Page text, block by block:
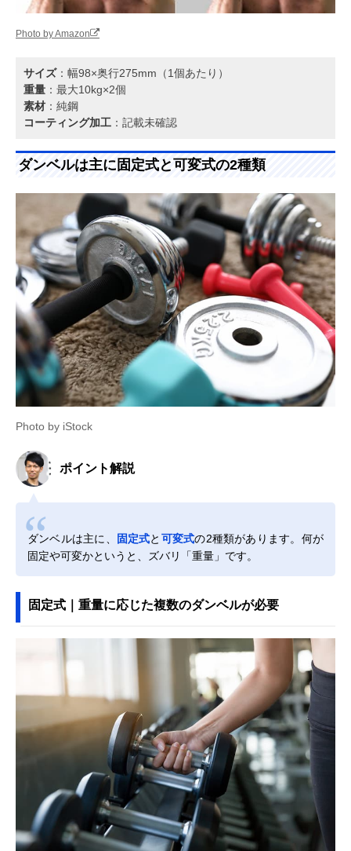
Photo by Amazon
サイズ：幅98×奥行275mm（1個あたり）
重量 ：最大10kg×2個
素材 ：純鋼
コーティング加工 ：記載未確認
ダンベルは主に固定式と可変式の2種類
Photo by iStock
ポイント解説
ダンベルは主に、 固定式と 可変式の2種類があります。何が
固定や可変かというと、ズバリ「重量」です。
固定式｜重量に応じた複数のダンベルが必要